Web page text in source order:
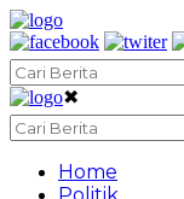
✖
Home